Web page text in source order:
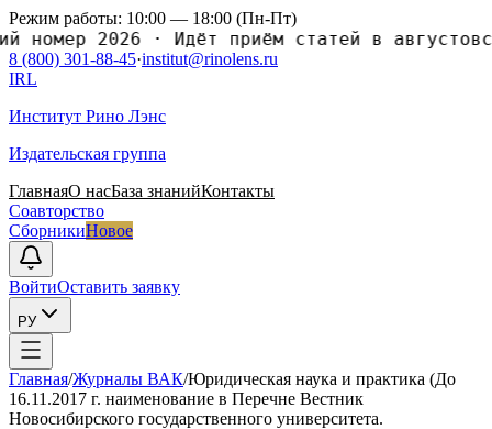
Режим работы: 10:00 — 18:00 (Пн-Пт)
2026·Идёт приём статей в
8 (800) 301-88-45·institut@rinolens.ru
IRL
Институт Рино Лэнс
Издательская группа
ГлавнаяО насБаза знанийКонтакты
Соавторство
СборникиНовое
ВойтиОставить заявку
РУ
Главная/Журналы ВАК/Юридическая наука и практика (До
16.11.2017 г. наименование в Перечне Вестник
Новосибирского государственного университета.